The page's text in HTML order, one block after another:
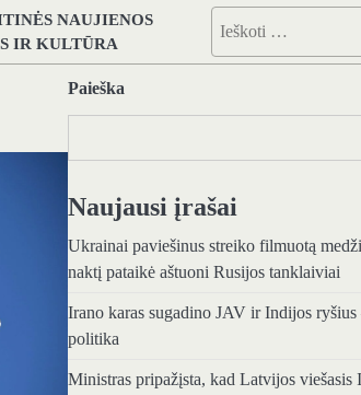
NAUJIENOS
IR KULTŪRA
Ieškoti:
Paieška
Naujausi įrašai
Ukrainai paviešinus streiko filmuotą
naktį pataikė aštuoni Rusijos tanklaiviai
Irano karas sugadino JAV ir Indijos ryšius
politika
Ministras pripažįsta, kad Latvijos viešasis